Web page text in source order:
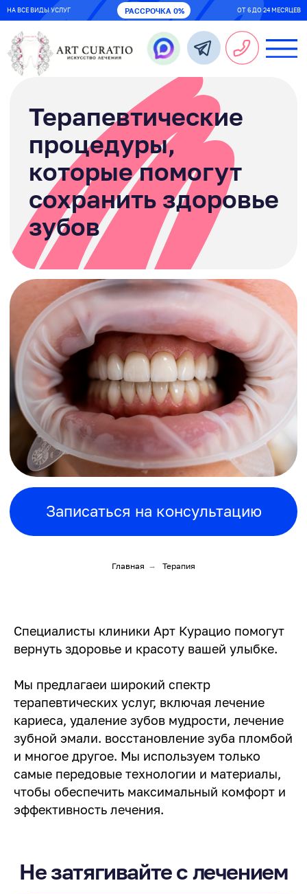
РАССРОЧКА 0% ОТ 6 ДО 24 МЕСЯЦЕВ
НА ВСЕ ВИДЫ УСЛУГ
Терапевтические
которые помогут
сохранить здоровье
зубов
Записаться на консультацию
Главная → Терапия
Специалисты клиники Арт Курацио помогут
вернуть здоровье и красоту вашей улыбке.
Мы предлагаеи широкий спектр
терапевтических услуг, включая лечение
кариеса, удаление зубов мудрости, лечение
зубной эмали. восстановление зуба пломбой
и многое другое. Мы используем только
самые передовые технологии и материалы,
чтобы обеспечить максимальный комфорт и
эффективность лечения.
Запишитесь
на консультацию
прямо сейчас
Наши специалисты
проконсультируют вас
Не затягивайте с лечением
Записаться на консультацию